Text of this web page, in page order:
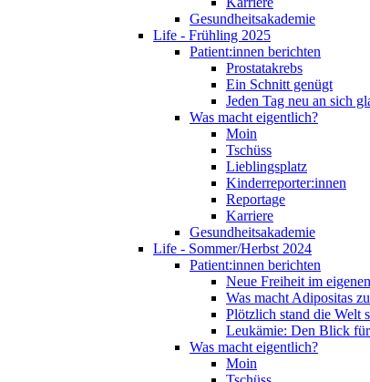
Gesundheitsakademie
Life - Frühling 2025
Patient:innen berichten
Prostatakrebs
Ein Schnitt genügt
Jeden Tag neu an sich
Was macht eigentlich?
Moin
Tschüss
Lieblingsplatz
Kinderreporter:innen
Reportage
Karriere
Gesundheitsakademie
Life - Sommer/Herbst 2024
Patient:innen berichten
Neue Freiheit im
Was macht Adipositas
Plötzlich stand die Welt
Leukämie: Den Blick
Was macht eigentlich?
Moin